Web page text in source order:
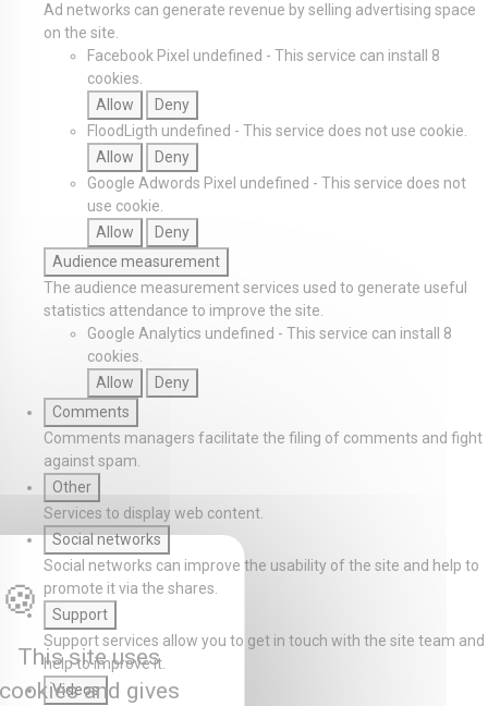
Ad networks can generate revenue by selling advertising space
on the site.
Facebook Pixel undefined - This service can install 8
cookies.
Allow
Deny
FloodLigth undefined - This service does not use cookie.
Allow
Deny
Google Adwords Pixel undefined - This service does not
use cookie.
Allow
Deny
Audience measurement
The audience measurement services used to generate useful
statistics attendance to improve the site.
Google Analytics undefined - This service can install 8
cookies.
Allow
Deny
Comments
Comments managers facilitate the filing of comments and fight
against spam.
Other
Services to display web content.
Social networks
Social networks can improve the usability of the site and help to
promote it via the shares.
Support
Support services allow you to get in touch with the site team and
help to improve it.
Videos
This site uses
and gives